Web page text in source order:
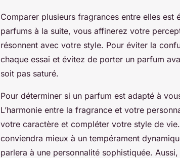
Comparer plusieurs fragrances entre elles est
parfums à la suite, vous affinerez votre
résonnent avec votre style. Pour éviter la
chaque essai et évitez de porter un parfum
soit pas saturé.
Pour déterminer si un parfum est adapté à
L’harmonie entre la fragrance et votre
votre caractère et compléter votre style de
conviendra mieux à un tempérament
parlera à une personnalité sophistiquée.